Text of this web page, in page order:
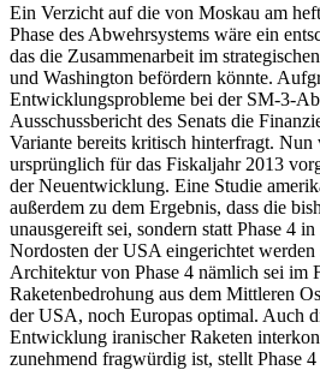
Ein Verzicht auf die von Moskau am
Phase des Abwehrsystems wäre ein
das die Zusammenarbeit im
und Washington befördern könnte.
Entwicklungsprobleme bei der SM-3-
Ausschussbericht des Senats die
Variante bereits kritisch hinterfragt. Nun
ursprünglich für das Fiskaljahr 2013
der Neuentwicklung. Eine Studie
außerdem zu dem Ergebnis, dass die
unausgereift sei, sondern statt Phase 4
Nordosten der USA eingerichtet
Architektur von Phase 4 nämlich sei im
Raketenbedrohung aus dem Mittleren
der USA, noch Europas optimal. Auch
Entwicklung iranischer Raketen
zunehmend fragwürdig ist, stellt Phase